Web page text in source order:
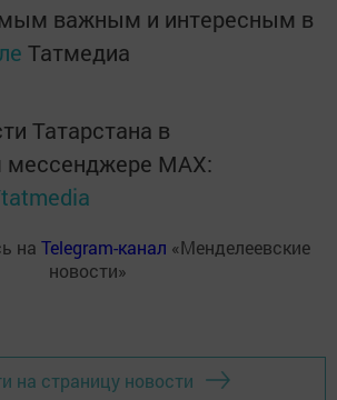
важным и интересным в
Татмедиа
Татарстана в
мессенджере MАХ:
на Telegram-канал «Менделеевские
новости»
на страницу новости